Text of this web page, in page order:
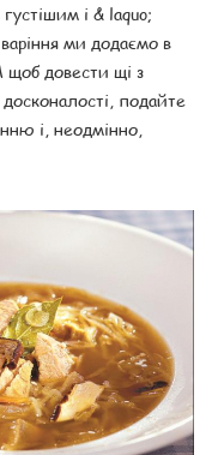
і & laquo;
ми додаємо в
щоб довести щі з
подайте
і, неодмінно,